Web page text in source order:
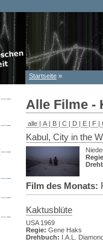
Sie sind hier
Startseite »
Alle Filme -
alle A B C D E F
Kabul, City in the
Film des Monats:
Kaktusblüte
USA 1969
Regie: Gene Haks
Drehbuch: I.A.L.